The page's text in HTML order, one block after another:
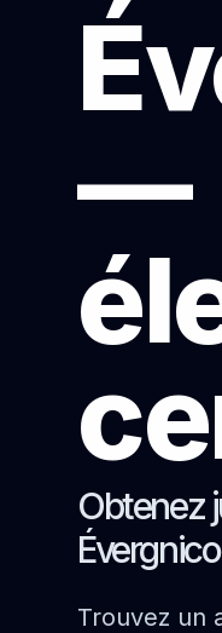
—
Obtenez
Trouvez un